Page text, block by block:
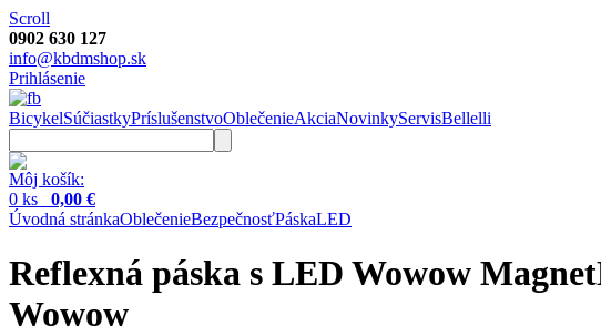
Scroll
0902 630 127
info@kbdmshop.sk
Prihlásenie
BicykelSúčiastkyPríslušenstvoOblečenieAkciaNovinkyServisBellelli
Môj košík:
0 ks 0,00 €
Úvodná stránkaOblečenieBezpečnosťPáskaLED
Reflexná páska s LED Wowow
Wowow